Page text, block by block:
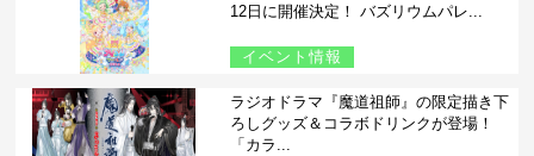
12日に開催決定！ バズリウムパレ...
イベント情報
ラジオドラマ『魔道祖師』の限定描き下
ろしグッズ＆コラボドリンクが登場！
「カラ...